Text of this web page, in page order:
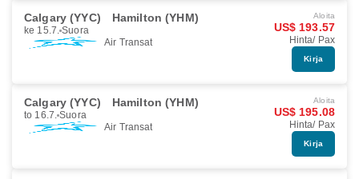
Calgary (YYC) Hamilton (YHM)
ke 15.7. Suora
Air Transat
Aloita
US$ 193.57
Hinta/ Pax
Kirja
Calgary (YYC) Hamilton (YHM)
to 16.7. Suora
Air Transat
Aloita
US$ 195.08
Hinta/ Pax
Kirja